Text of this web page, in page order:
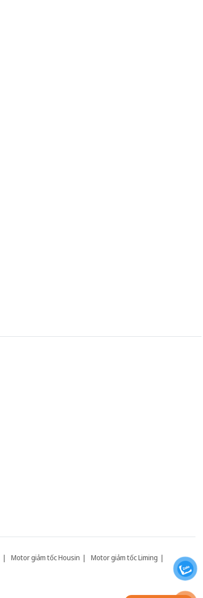
Motor giảm tốc Housin
Motor giảm tốc Liming